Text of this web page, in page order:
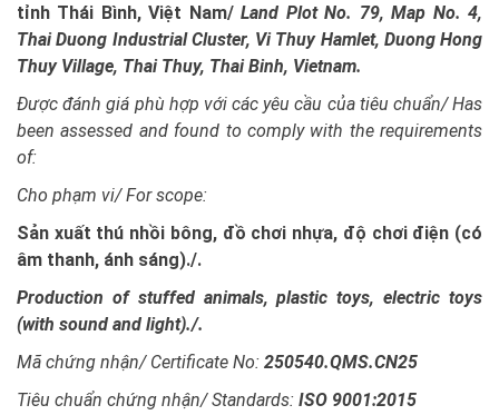
tỉnh Thái Bình, Việt Nam/Land Plot No. 79, Map No. 4,
Thai Duong Industrial Cluster, Vi Thuy Hamlet, Duong Hong
Thuy Village, Thai Thuy, Thai Binh, Vietnam.
Được đánh giá phù hợp với các yêu cầu của tiêu chuẩn/Has
been assessed and found to comply with the requirements
of:
Cho phạm vi/ For scope:
Sản xuất thú nhồi bông, đồ chơi nhựa, độ chơi điện (có
âm thanh, ánh sáng)./.
Production of stuffed animals, plastic toys, electric toys
(with sound and light)./.
Mã chứng nhận/ Certificate No: 250540.QMS.CN25
Tiêu chuẩn chứng nhận/ Standards: ISO 9001:2015